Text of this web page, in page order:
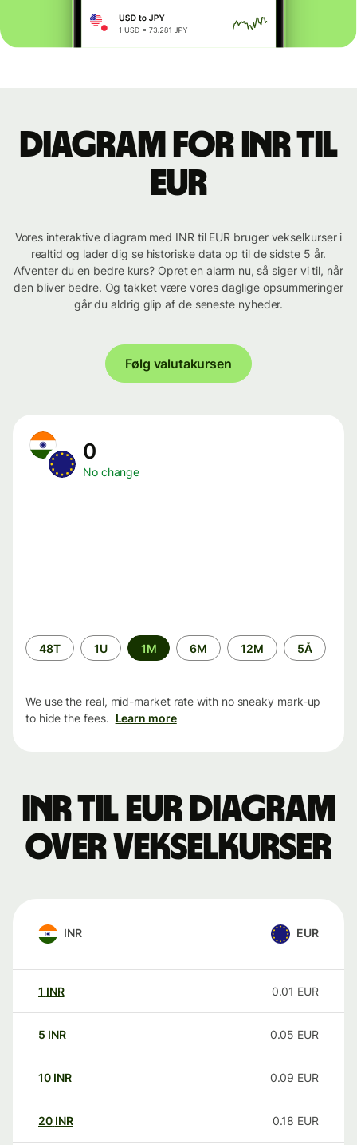
Diagram for INR til
EUR
Vores interaktive diagram med INR til EUR bruger vekselkurser i
realtid og lader dig se historiske data op til de sidste 5 år.
Afventer du en bedre kurs? Opret en alarm nu, så siger vi til, når
den bliver bedre. Og takket være vores daglige opsummeringer
går du aldrig glip af de seneste nyheder.
Følg valutakursen
0
No change
Time
period
48T 1U 1M 6M 12M 5Å
We use the real, mid-market rate with no sneaky mark-up
to hide the fees. Learn more
INR til EUR Diagram
over vekselkurser
INR EUR
1 INR 0.01 EUR
5 INR 0.05 EUR
10 INR 0.09 EUR
20 INR 0.18 EUR